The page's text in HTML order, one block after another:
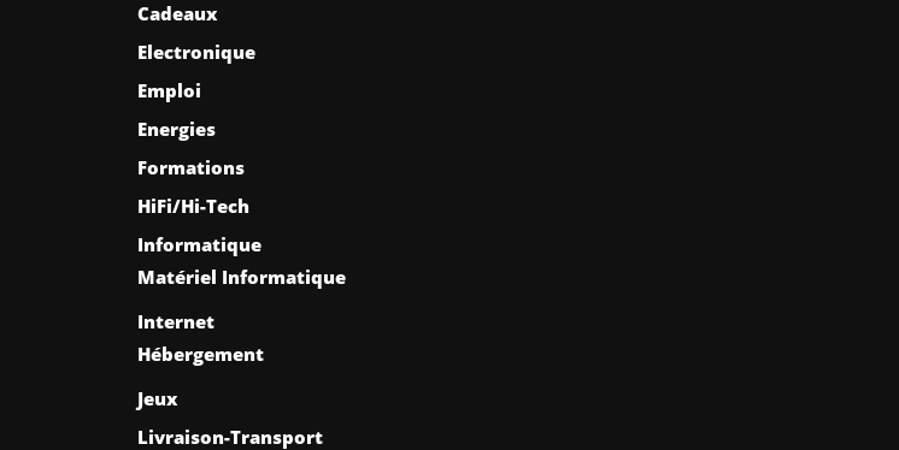
Cadeaux
Electronique
Emploi
Energies
Formations
HiFi/Hi-Tech
Informatique
Matériel Informatique
Internet
Hébergement
Jeux
Livraison-Transport